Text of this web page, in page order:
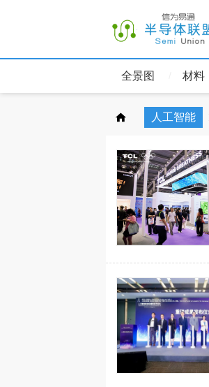
全景图 材料
人工智能
芯和半导体在DAC2026上发布